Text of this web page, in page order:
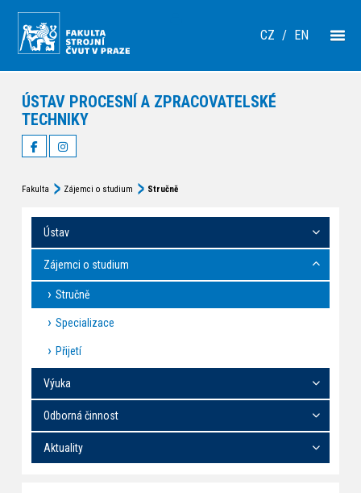
CZ / EN
ÚSTAV PROCESNÍ A ZPRACOVATELSKÉ
TECHNIKY
Fakulta Zájemci o studium Stručně
Ústav
Zájemci o studium
Stručně
Specializace
Přijetí
Výuka
Odborná činnost
Aktuality